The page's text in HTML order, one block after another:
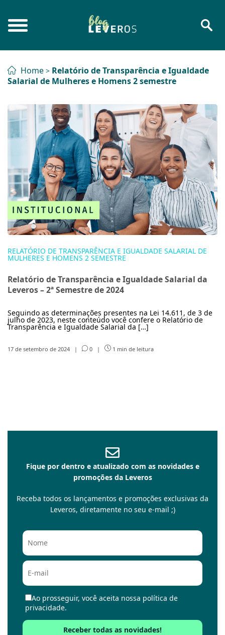
Home > Relatório de Transparência e Igualdade
Salarial de Mulheres e Homens 2 semestre
RELATÓRIO DE TRANSPARÊNCIA E IGUALDADE SALARIAL DE
MULHERES E HOMENS 2 SEMESTRE
Relatório de Transparência e Igualdade Salarial da
Leveros – 2ª Semestre de 2024
Seguindo as determinações presentes na Lei 14.611, de 3 de
julho de 2023, neste conteúdo você confere o Relatório de
Transparência e Igualdade Salarial da […]
17 de setembro de 2024 | 0 | 1 min de leitura
Fique por dentro e atualizado com as novidades e
promoções da Leveros
Receba todos os lançamentos e promoções exclusivas da
Leveros, diretamente no seu e-mail ;)
Ao prosseguir, você aceita nossa política de
privacidade.